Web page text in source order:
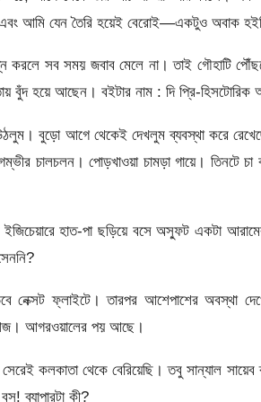
এবং আমি যেন তৈরি হয়েই বেরোই—একটুও অবাক
করলে সব সময় জবাব মেলে না। তাই গৌহাটি
বুঁদ হয়ে আছেন। বইটার নাম : দি প্রি-হিসটোরিক
বুড়ো আগে থেকেই দেখলুম ব্যবস্থা করে
চালচলন। পোড়খাওয়া চামড়া গায়ে। তিনটে চা
ইজিচেয়ারে হাত-পা ছড়িয়ে বসে অস্ফুট একটা
ফ্লাইটে। তারপর আশেপাশের অবস্থা
আগরওয়ালের পয় আছে।
কলকাতা থেকে বেরিয়েছি। তবু সান্যাল
ব্যাপারটা কী?